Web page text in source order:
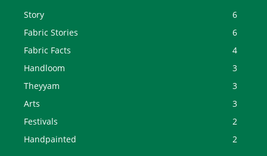
Story
6
Fabric Stories
6
Fabric Facts
4
Handloom
3
Theyyam
3
Arts
3
Festivals
2
Handpainted
2